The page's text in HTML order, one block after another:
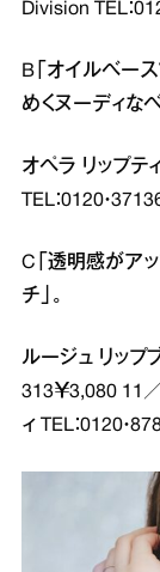
Division TEL：
B「オイルベー
めくヌーディなベ
オペラ リップテ
TEL：0120・
C「透明感がア
チ」。
ルージュ リップ
313￥3,080 11
ィ TEL：0120・878